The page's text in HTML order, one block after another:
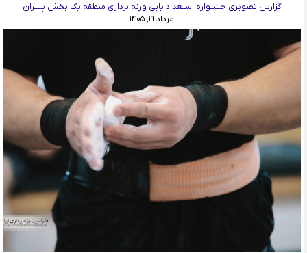
گزارش تصویری جشنواره استعداد یابی وزنه برداری منطقه یک بخش پسران
مرداد ۱۹, ۱۴۰۵